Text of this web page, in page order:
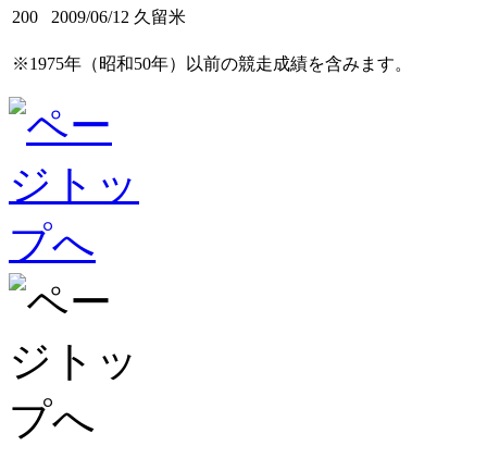
200
2009/06/12 久留米
※1975年（昭和50年）以前の競走成績を含みます。